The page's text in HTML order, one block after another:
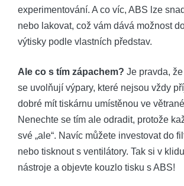
experimentování. A co víc, ABS lze
nebo lakovat, což vám dává možnost
výtisky podle vlastních představ.
Ale co s tím zápachem? Je pravda,
se uvolňují výpary, které nejsou vždy
dobré mít tiskárnu umístěnou ve
Nenechte se tím ale odradit, protože
své „ale“. Navíc můžete investovat do
nebo tisknout s ventilátory. Tak si v
nástroje a objevte kouzlo tisku s ABS!